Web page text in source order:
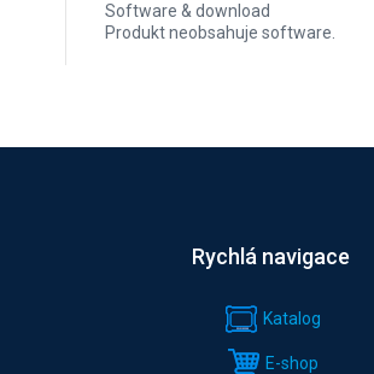
Software & download
Produkt neobsahuje software.
Rychlá navigace
Katalog
E-shop